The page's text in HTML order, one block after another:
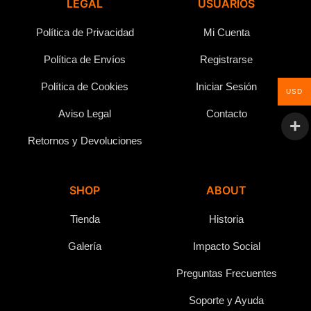
LEGAL
Política de Privacidad
Política de Envíos
Política de Cookies
Aviso Legal
Retornos y Devoluciones
USUARIOS
Mi Cuenta
Registrarse
Iniciar Sesión
Contacto
SHOP
Tienda
Galería
ABOUT
Historia
Impacto Social
Preguntas Frecuentes
Soporte y Ayuda
USD